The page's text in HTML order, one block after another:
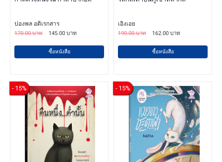
ปองพล อดิเรกสาร
170.00 บาท
145.00 บาท
ซื้อหนังสือ
เอิงเอย
190.00 บาท
162.00 บาท
ซื้อหนังสือ
- 15% - 15%